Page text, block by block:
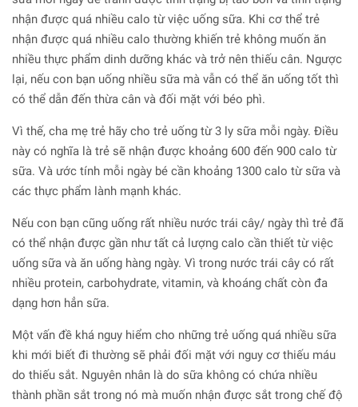
nhận được quá nhiều calo từ việc uống sữa. Khi cơ thể trẻ
nhận được quá nhiều calo thường khiến trẻ không muốn ăn
nhiều thực phẩm dinh dưỡng khác và trở nên thiếu cân. Ngược
lại, nếu con bạn uống nhiều sữa mà vẫn có thể ăn uống tốt thì
có thể dẫn đến thừa cân và đối mặt với béo phì.
Vì thế, cha mẹ trẻ hãy cho trẻ uống từ 3 ly sữa mỗi ngày. Điều
này có nghĩa là trẻ sẽ nhận được khoảng 600 đến 900 calo từ
sữa. Và ước tính mỗi ngày bé cần khoảng 1300 calo từ sữa và
các thực phẩm lành mạnh khác.
Nếu con bạn cũng uống rất nhiều nước trái cây/ ngày thì trẻ đã
có thể nhận được gần như tất cả lượng calo cần thiết từ việc
uống sữa và ăn uống hàng ngày. Vì trong nước trái cây có rất
nhiều protein, carbohydrate, vitamin, và khoáng chất còn đa
dạng hơn hẳn sữa.
Một vấn đề khá nguy hiểm cho những trẻ uống quá nhiều sữa
khi mới biết đi thường sẽ phải đối mặt với nguy cơ thiếu máu
do thiếu sắt. Nguyên nhân là do sữa không có chứa nhiều
thành phần sắt trong nó mà muốn nhận được sắt trong chế độ